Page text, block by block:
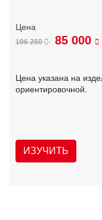
106 250 85 000
Цена указана на
ориентировочной.
ИЗУЧИТЬ